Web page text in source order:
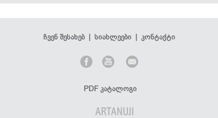
ჩვენ შესახებ| სიახლეები| კონტაქტი
PDF კატალოგი